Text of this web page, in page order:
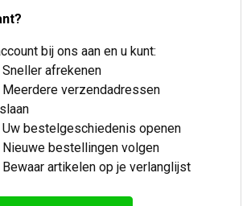
bij ons aan en u kunt:
Sneller afrekenen
Meerdere verzendadressen
Uw bestelgeschiedenis openen
Nieuwe bestellingen volgen
Bewaar artikelen op je verlanglijst